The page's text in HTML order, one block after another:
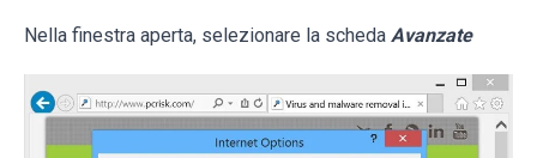
Nella finestra aperta, selezionare la scheda Avanzate